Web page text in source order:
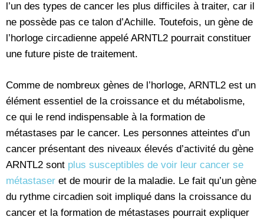
l’un des types de cancer les plus difficiles à traiter, car il
ne possède pas ce talon d’Achille. Toutefois, un gène de
l’horloge circadienne appelé ARNTL2 pourrait constituer
une future piste de traitement.
Comme de nombreux gènes de l’horloge, ARNTL2 est un
élément essentiel de la croissance et du métabolisme,
ce qui le rend indispensable à la formation de
métastases par le cancer. Les personnes atteintes d’un
cancer présentant des niveaux élevés d’activité du gène
ARNTL2 sont plus susceptibles de voir leur cancer se
métastaser et de mourir de la maladie. Le fait qu’un gène
du rythme circadien soit impliqué dans la croissance du
cancer et la formation de métastases pourrait expliquer